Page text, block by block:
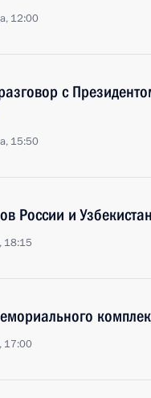
12:00
с
15:50
России и
18:15
17:00